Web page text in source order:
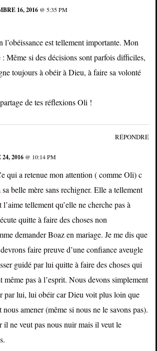
16, 2016 @ 5:35 PM
l’obéissance est tellement importante. Mon
Même si des décisions sont parfois difficiles,
toujours à obéir à Dieu, à faire sa volonté
de tes réflexions Oli !
2016 @ 10:14 PM
qui a retenue mon attention ( comme Oli) c
belle mère sans rechigner. Elle a tellement
tellement qu’elle ne cherche pas à
quitte à faire des choses non
demander Boaz en mariage. Je me dis que
faire preuve d’une confiance aveugle
guidé par lui quitte à faire des choses qui
même pas à l’esprit. Nous devons simplement
par lui, lui obéir car Dieu voit plus loin que
amener (même si nous ne le savons pas).
il ne veut pas nous nuir mais il veut le
RÉPONDRE